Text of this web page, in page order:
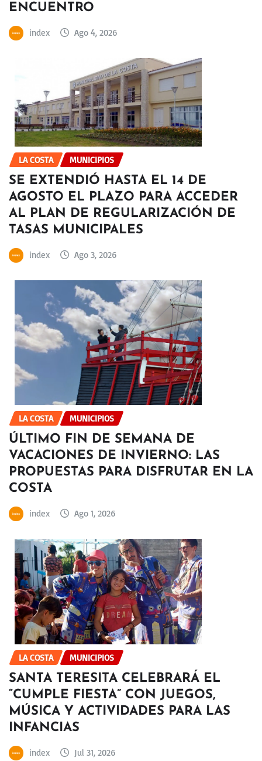
ENCUENTRO
index Ago 4, 2026
LA COSTA MUNICIPIOS
SE EXTENDIÓ HASTA EL 14 DE
AGOSTO EL PLAZO PARA ACCEDER
AL PLAN DE REGULARIZACIÓN DE
TASAS MUNICIPALES
index Ago 3, 2026
LA COSTA MUNICIPIOS
ÚLTIMO FIN DE SEMANA DE
VACACIONES DE INVIERNO: LAS
PROPUESTAS PARA DISFRUTAR EN LA
COSTA
index Ago 1, 2026
LA COSTA MUNICIPIOS
SANTA TERESITA CELEBRARÁ EL
“CUMPLE FIESTA” CON JUEGOS,
MÚSICA Y ACTIVIDADES PARA LAS
INFANCIAS
index Jul 31, 2026